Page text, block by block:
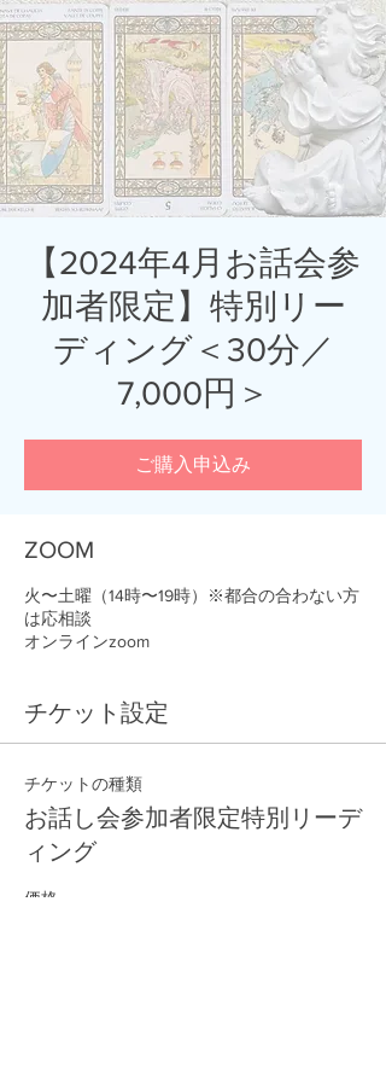
【2024年4月お話会参
加者限定】特別リー
ディング＜30分／
7,000円＞
ご購入申込み
ZOOM
火〜土曜（14時〜19時）※都合の合わない方
は応相談
オンラインzoom
チケット設定
チケットの種類
お話し会参加者限定特別リーデ
ィング
価格